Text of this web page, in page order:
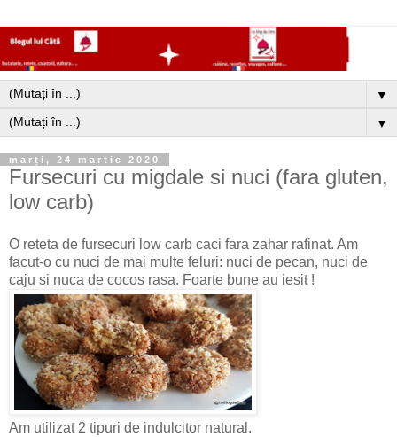
▼
▼
marți, 24 martie 2020
Fursecuri cu migdale si nuci (fara gluten,
low carb)
O reteta de fursecuri low carb caci fara zahar rafinat. Am
facut-o cu nuci de mai multe feluri: nuci de pecan, nuci de
caju si nuca de cocos rasa. Foarte bune au iesit !
Am utilizat 2 tipuri de indulcitor natural.